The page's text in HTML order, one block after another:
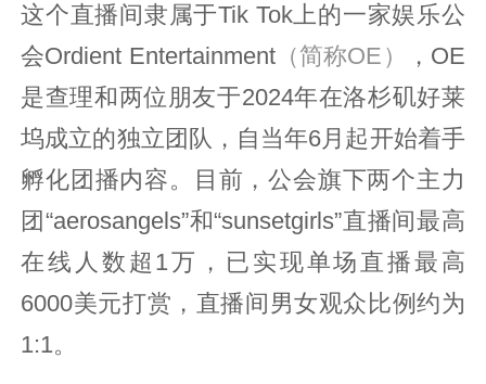
这个直播间隶属于Tik Tok上的一家娱乐公
会Ordient Entertainment（简称OE）
，OE
是查理和两位朋友于2024年在洛杉矶好莱
坞成立的独立团队，自当年6月起开始着手
孵化团播内容。目前，公会旗下两个主力
团“aerosangels”和“sunsetgirls”直播间最高
在线人数超1万，已实现单场直播最高
6000美元打赏，直播间男女观众比例约为
1:1。